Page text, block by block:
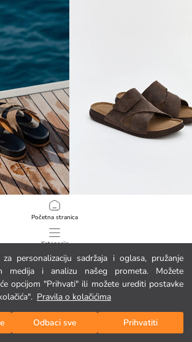
personalizaciju sadržaja i oglasa, pružanje
medija i analizu našeg prometa. Možete
opcijom "Prihvati" ili možete urediti postavke
Pravila o kolačićima
Odbaci sve Prihvatiti
Početna stranica
Kategorije
Moja košarica
remenom
Muške papuče s križnim